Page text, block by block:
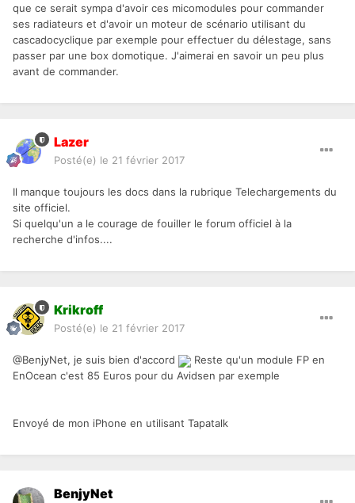
que ce serait sympa d'avoir ces micomodules pour commander
ses radiateurs et d'avoir un moteur de scénario utilisant du
cascadocyclique par exemple pour effectuer du délestage, sans
passer par une box domotique. J'aimerai en savoir un peu plus
avant de commander.
Lazer
Posté(e) le 21 février 2017
Il manque toujours les docs dans la rubrique Telechargements du
site officiel.
Si quelqu'un a le courage de fouiller le forum officiel à la
recherche d'infos....
Krikroff
Posté(e) le 21 février 2017
@BenjyNet, je suis bien d'accord
Reste qu'un module FP en
EnOcean c'est 85 Euros pour du Avidsen par exemple
Envoyé de mon iPhone en utilisant Tapatalk
BenjyNet